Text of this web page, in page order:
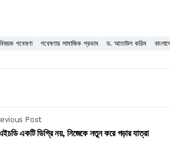
গবেষণা গবেষণার সামাজিক প্রভাব ড. আতাউল করিম
Post
একটি ডিগ্রি নয়, নিজেকে নতুন করে গড়ার যাত্রা